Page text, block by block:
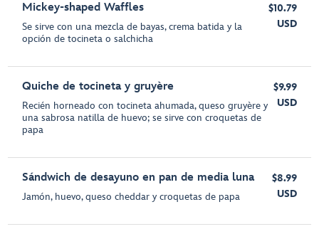
Mickey-shaped Waffles
Se sirve con una mezcla de bayas, crema batida y la
opción de tocineta o salchicha
$10.79
USD
Quiche de tocineta y gruyère
Recién horneado con tocineta ahumada, queso gruyère y
una sabrosa natilla de huevo; se sirve con croquetas de
papa
$9.99
USD
Sándwich de desayuno en pan de media luna
Jamón, huevo, queso cheddar y croquetas de papa
$8.99
USD